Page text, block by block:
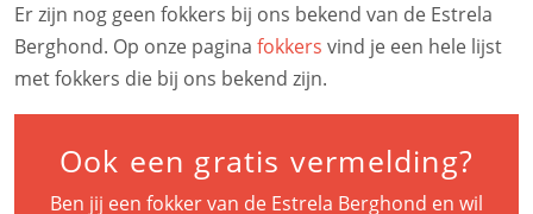
Er zijn nog geen fokkers bij ons bekend van de Estrela
Berghond. Op onze pagina fokkers vind je een hele lijst
met fokkers die bij ons bekend zijn.
Ook een gratis vermelding?
Ben jij een fokker van de Estrela Berghond en wil